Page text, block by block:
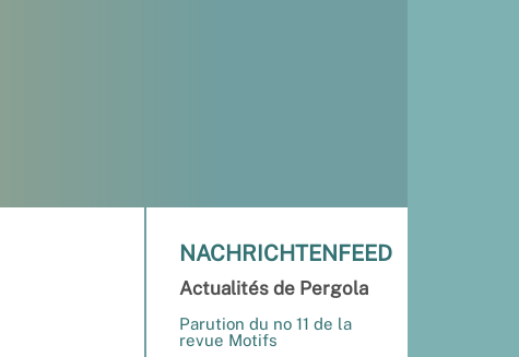
NACHRICHTENFEED
Actualités de Pergola
Parution du no 11 de la
revue Motifs